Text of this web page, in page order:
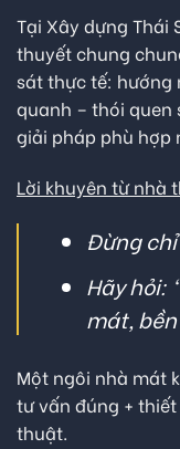
Tại Xây dựng Thái
thuyết chung
sát thực tế: hướng
quanh – thói quen
giải pháp phù hợp
Lời khuyên từ nhà
Đừng
Hãy hỏi:
mát,
Một ngôi nhà mát
tư vấn đúng +
thuật.